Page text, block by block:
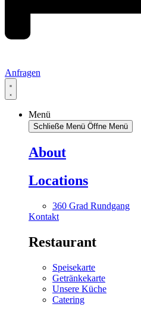
Anfragen
Menü
Schließe Menü Öffne Menü
About
Locations
360 Grad Rundgang
Kontakt
Restaurant
Speisekarte
Getränkekarte
Unsere Küche
Catering